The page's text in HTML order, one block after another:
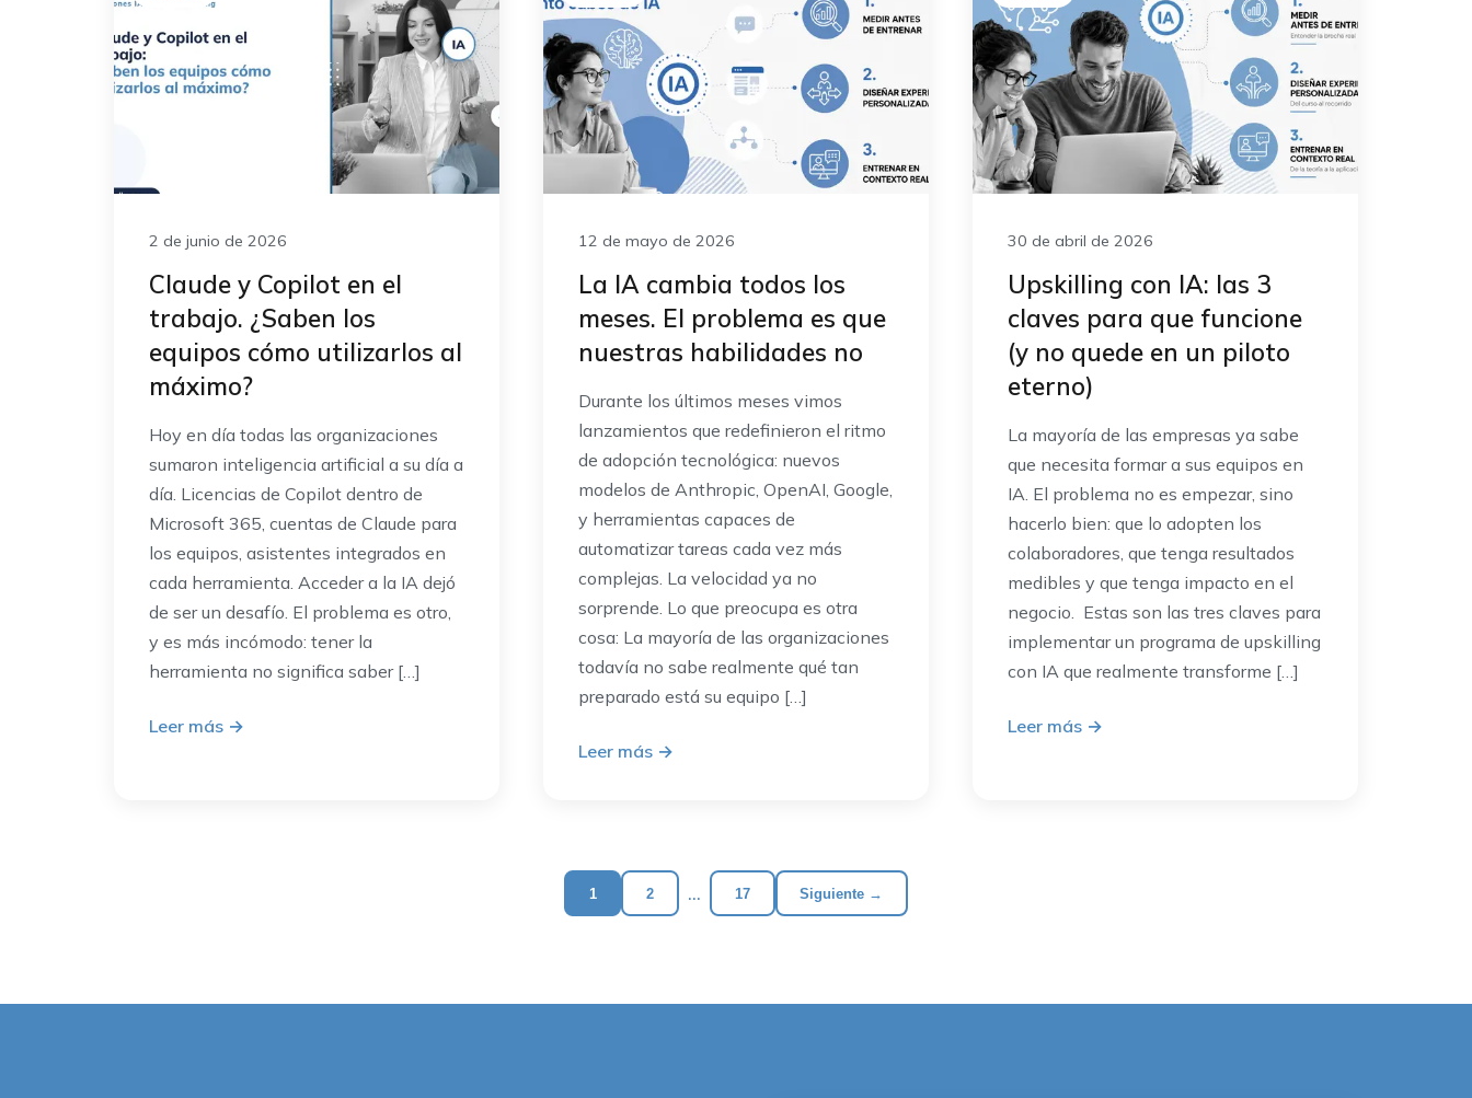
2 de junio de 2026
Claude y Copilot en el
trabajo. ¿Saben los
equipos cómo utilizarlos al
máximo?
Hoy en día todas las organizaciones
sumaron inteligencia artificial a su día a
día. Licencias de Copilot dentro de
Microsoft 365, cuentas de Claude para
los equipos, asistentes integrados en
cada herramienta. Acceder a la IA dejó
de ser un desafío. El problema es otro,
y es más incómodo: tener la
herramienta no significa saber […]
Leer más →
12 de mayo de 2026
La IA cambia todos los
meses. El problema es que
nuestras habilidades no
Durante los últimos meses vimos
lanzamientos que redefinieron el ritmo
de adopción tecnológica: nuevos
modelos de Anthropic, OpenAI, Google,
y herramientas capaces de
automatizar tareas cada vez más
complejas. La velocidad ya no
sorprende. Lo que preocupa es otra
cosa: La mayoría de las organizaciones
todavía no sabe realmente qué tan
preparado está su equipo […]
Leer más →
30 de abril de 2026
Upskilling con IA: las 3
claves para que funcione
(y no quede en un piloto
eterno)
La mayoría de las empresas ya sabe
que necesita formar a sus equipos en
IA. El problema no es empezar, sino
hacerlo bien: que lo adopten los
colaboradores, que tenga resultados
medibles y que tenga impacto en el
negocio. Estas son las tres claves para
implementar un programa de upskilling
con IA que realmente transforme […]
Leer más →
1 2 ... 17 Siguiente →